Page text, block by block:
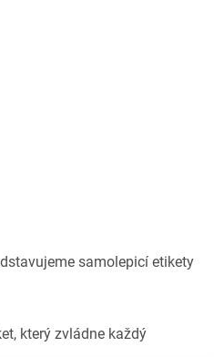
samolepicí etikety
který zvládne každý